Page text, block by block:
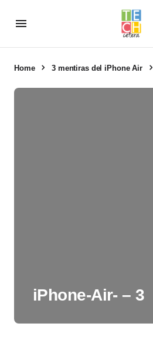
Home 3 mentiras del iPhone Air
iPhone-Air- – 3